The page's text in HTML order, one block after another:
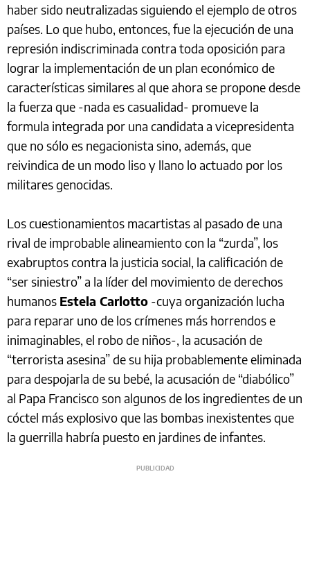
haber sido neutralizadas siguiendo el ejemplo de otros
países. Lo que hubo, entonces, fue la ejecución de una
represión indiscriminada contra toda oposición para
lograr la implementación de un plan económico de
características similares al que ahora se propone desde
la fuerza que -nada es casualidad- promueve la
formula integrada por una candidata a vicepresidenta
que no sólo es negacionista sino, además, que
reivindica de un modo liso y llano lo actuado por los
militares genocidas.
Los cuestionamientos macartistas al pasado de una
rival de improbable alineamiento con la “zurda”, los
exabruptos contra la justicia social, la calificación de
“ser siniestro” a la líder del movimiento de derechos
humanos Estela Carlotto -cuya organización lucha
para reparar uno de los crímenes más horrendos e
inimaginables, el robo de niños-, la acusación de
“terrorista asesina” de su hija probablemente eliminada
para despojarla de su bebé, la acusación de “diabólico”
al Papa Francisco son algunos de los ingredientes de un
cóctel más explosivo que las bombas inexistentes que
la guerrilla habría puesto en jardines de infantes.